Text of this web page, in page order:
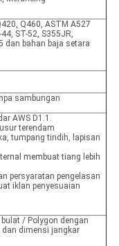
Q460, ASTM A527
ST-52, S355JR,
dan bahan baja setara
sambungan
AWS D1.1.
terendam
tumpang tindih, lapisan
membuat tiang lebih
persyaratan pengelasan
iklan penyesuaian
/ Polygon dengan
dan dimensi jangkar